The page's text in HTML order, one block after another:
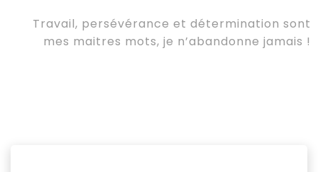
Travail, persévérance et détermination sont
mes maitres mots, je n’abandonne jamais !